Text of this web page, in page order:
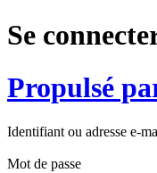
Se
Propulsé
Identifiant ou adresse e-
Mot de passe